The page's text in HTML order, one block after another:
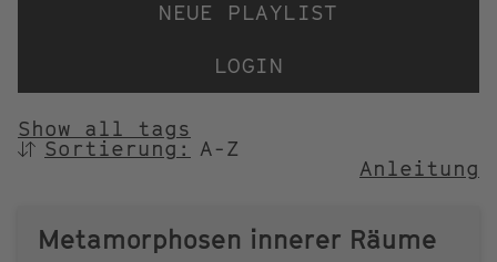
NEUE PLAYLIST
LOGIN
Show all tags
SORTIEREN
Sortierung:
Anleitung
Metamorphosen innerer Räume